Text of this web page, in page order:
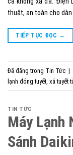
thuật, an toàn cho dàn
TIẾP TỤC ĐỌC →
Đã đăng trong Tin Tức |
lạnh đóng tuyết xả tuyết
TIN TỨC
Máy Lạnh
Sánh